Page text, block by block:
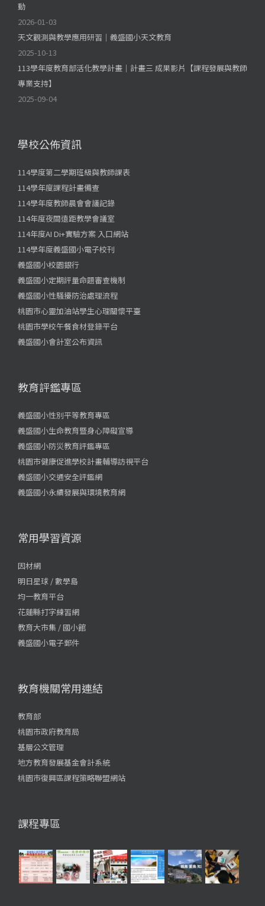
動
2026-01-03
天文觀測與教學應用研習｜義盛國小天文教育
2025-10-13
113學年度教育部活化教學計畫｜計畫三 成果影片【課程發展與教師
專業支持】
2025-09-04
學校公佈資訊
114學度第二學期班級與教師課表
114學年度課程計畫備查
114學年度教師晨會會議記錄
114年度夜間遠距教學會議室
114年度AI Di+實驗方案 入口網站
114學年度義盛國小電子校刊
義盛國小校園銀行
義盛國小定期評量命題審查機制
義盛國小性騷擾防治處理流程
桃園市心靈加油站學生心理關懷平臺
桃園市學校午餐食材登錄平台
義盛國小會計室公布資訊
教育評鑑專區
義盛國小性別平等教育專區
義盛國小生命教育暨身心障礙宣導
義盛國小防災教育評鑑專區
桃園市健康促進學校計畫輔導訪視平台
義盛國小交通安全評鑑網
義盛國小永續發展與環境教育網
常用學習資源
因材網
明日星球 / 數學島
均一教育平台
花蓮縣打字練習網
教育大市集 / 國小館
義盛國小電子郵件
教育機關常用連結
教育部
桃園市政府教育局
基層公文管理
地方教育發展基金會計系統
桃園市復興區課程策略聯盟網站
課程專區